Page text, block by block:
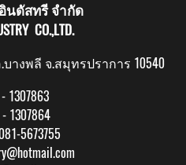
นดัสทรี จำกัด
CO.,LTD.
างพลี จ.สมุทรปราการ 10540
1307863
- 1307864
5673755